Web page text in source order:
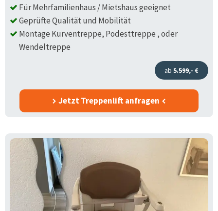
Für Mehrfamilienhaus / Mietshaus geeignet
Geprüfte Qualität und Mobilität
Montage Kurventreppe, Podesttreppe , oder
Wendeltreppe
ab 5.599,- €
Jetzt Treppenlift anfragen